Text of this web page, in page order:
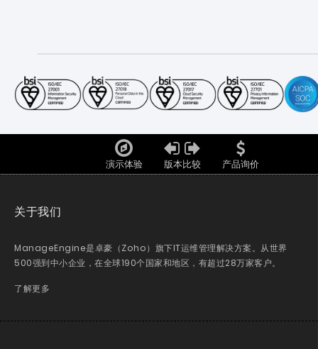
演示体验 版本比较 产品询价
关于我们
ManageEngine是卓豪（Zoho）旗下IT运维管理解决方案。从世界
500强到中小企业，在全球190个国家和地区，有超过28万家客户。
了解更多